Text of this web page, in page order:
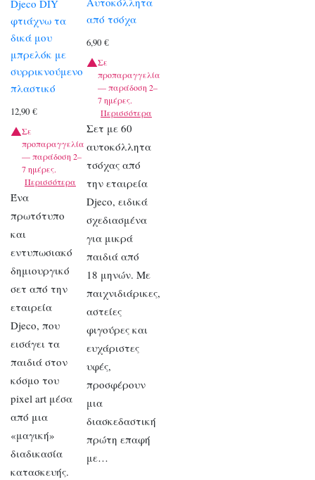
Djeco DIY
φτιάχνω τα
δικά μου
μπρελόκ με
συρρικνούμενο
πλαστικό
12,90 €
Σε
προπαραγγελία
— παράδοση 2–
7 ημέρες.
Περισσότερα
Ένα
πρωτότυπο
και
εντυπωσιακό
δημιουργικό
σετ από την
εταιρεία
Djeco, που
εισάγει τα
παιδιά στον
κόσμο του
pixel art μέσα
από μια
«μαγική»
διαδικασία
κατασκευής.
από τσόχα
6,90€
Σε
προπαραγγελία
— παράδοση 2–
7 ημέρες.
Περισσότερα
Σετ με 60
αυτοκόλλητα
τσόχας από
την εταιρεία
Djeco, ειδικά
σχεδιασμένα
για μικρά
παιδιά από
18 μηνών. Με
παιχνιδιάρικες,
αστείες
φιγούρες και
ευχάριστες
υφές,
προσφέρουν
μια
διασκεδαστική
πρώτη επαφή
με…